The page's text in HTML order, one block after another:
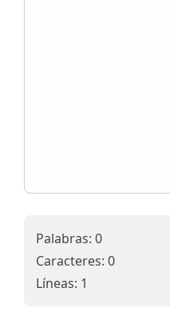
Palabras: 0
Caracteres: 0
Líneas: 1